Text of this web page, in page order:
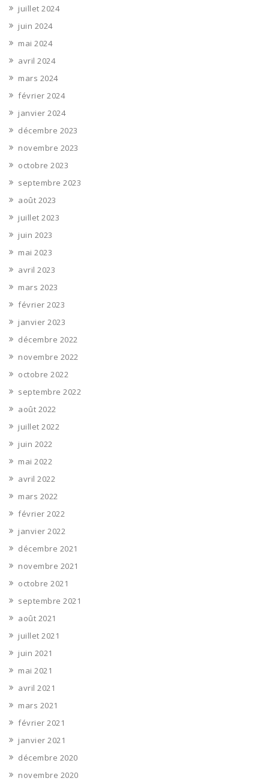
juillet 2024
juin 2024
mai 2024
avril 2024
mars 2024
février 2024
janvier 2024
décembre 2023
novembre 2023
octobre 2023
septembre 2023
août 2023
juillet 2023
juin 2023
mai 2023
avril 2023
mars 2023
février 2023
janvier 2023
décembre 2022
novembre 2022
octobre 2022
septembre 2022
août 2022
juillet 2022
juin 2022
mai 2022
avril 2022
mars 2022
février 2022
janvier 2022
décembre 2021
novembre 2021
octobre 2021
septembre 2021
août 2021
juillet 2021
juin 2021
mai 2021
avril 2021
mars 2021
février 2021
janvier 2021
décembre 2020
novembre 2020